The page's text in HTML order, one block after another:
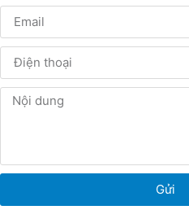
Gửi